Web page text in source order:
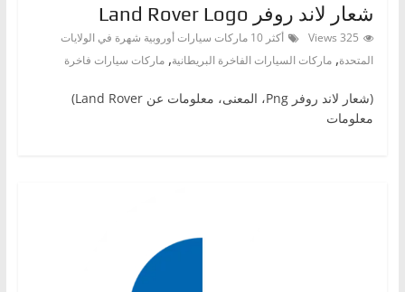
شعار لاند روفر Land Rover Logo
325 Views
أكثر 10 ماركات سيارات أوروبية شهرة في الولايات
المتحدة, ماركات السيارات الفاخرة البريطانية, ماركات سيارات فاخرة
(شعار لاند روفر Png، المعنى، معلومات عن Land Rover)
معلومات